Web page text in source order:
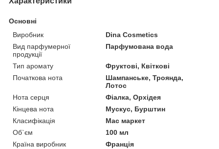
Основні
Виробник
Dina Cosmetics
Вид парфумерної
продукції
Парфумована вода
Тип аромату
Фруктові, Квіткові
Початкова нота
Шампанське, Троянда,
Лотос
Нота серця
Фіалка, Орхідея
Кінцева нота
Мускус, Бурштин
Класифікація
Мас маркет
Об`єм
100 мл
Країна виробник
Франція